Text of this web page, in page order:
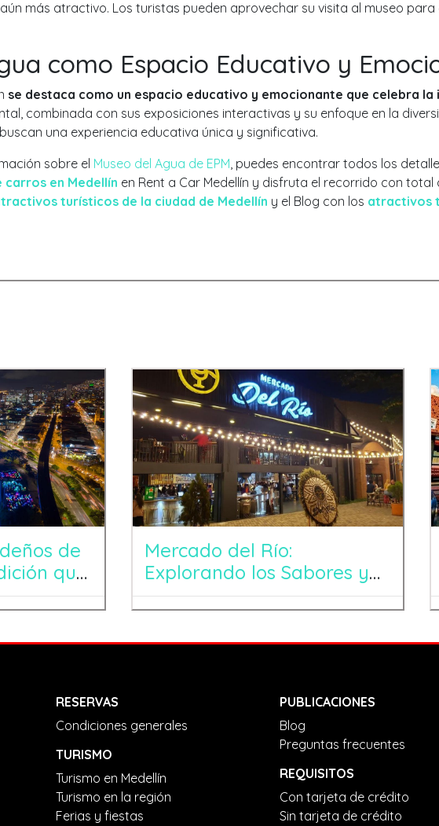
más atractivo. Los turistas pueden aprovechar su visita al museo
como Espacio Educativo y
se destaca como un espacio educativo y emocionante que celebra
combinada con sus exposiciones interactivas y su enfoque en la
una experiencia educativa única y significativa.
sobre el Museo del Agua de EPM , puedes encontrar todos los
carros en Medellín en Rent a Car Medellín y disfruta el recorrido con
turísticos de la ciudad de Medellín y el Blog con los atractivos
de
que
de
Mercado del Río:
Explorando los Sabores y
Colores de Medellín
RESERVAS
Condiciones generales
TURISMO
Turismo en Medellín
Turismo en la región
Ferias y fiestas
PUBLICACIONES
Blog
Preguntas frecuentes
REQUISITOS
Con tarjeta de crédito
Sin tarjeta de crédito